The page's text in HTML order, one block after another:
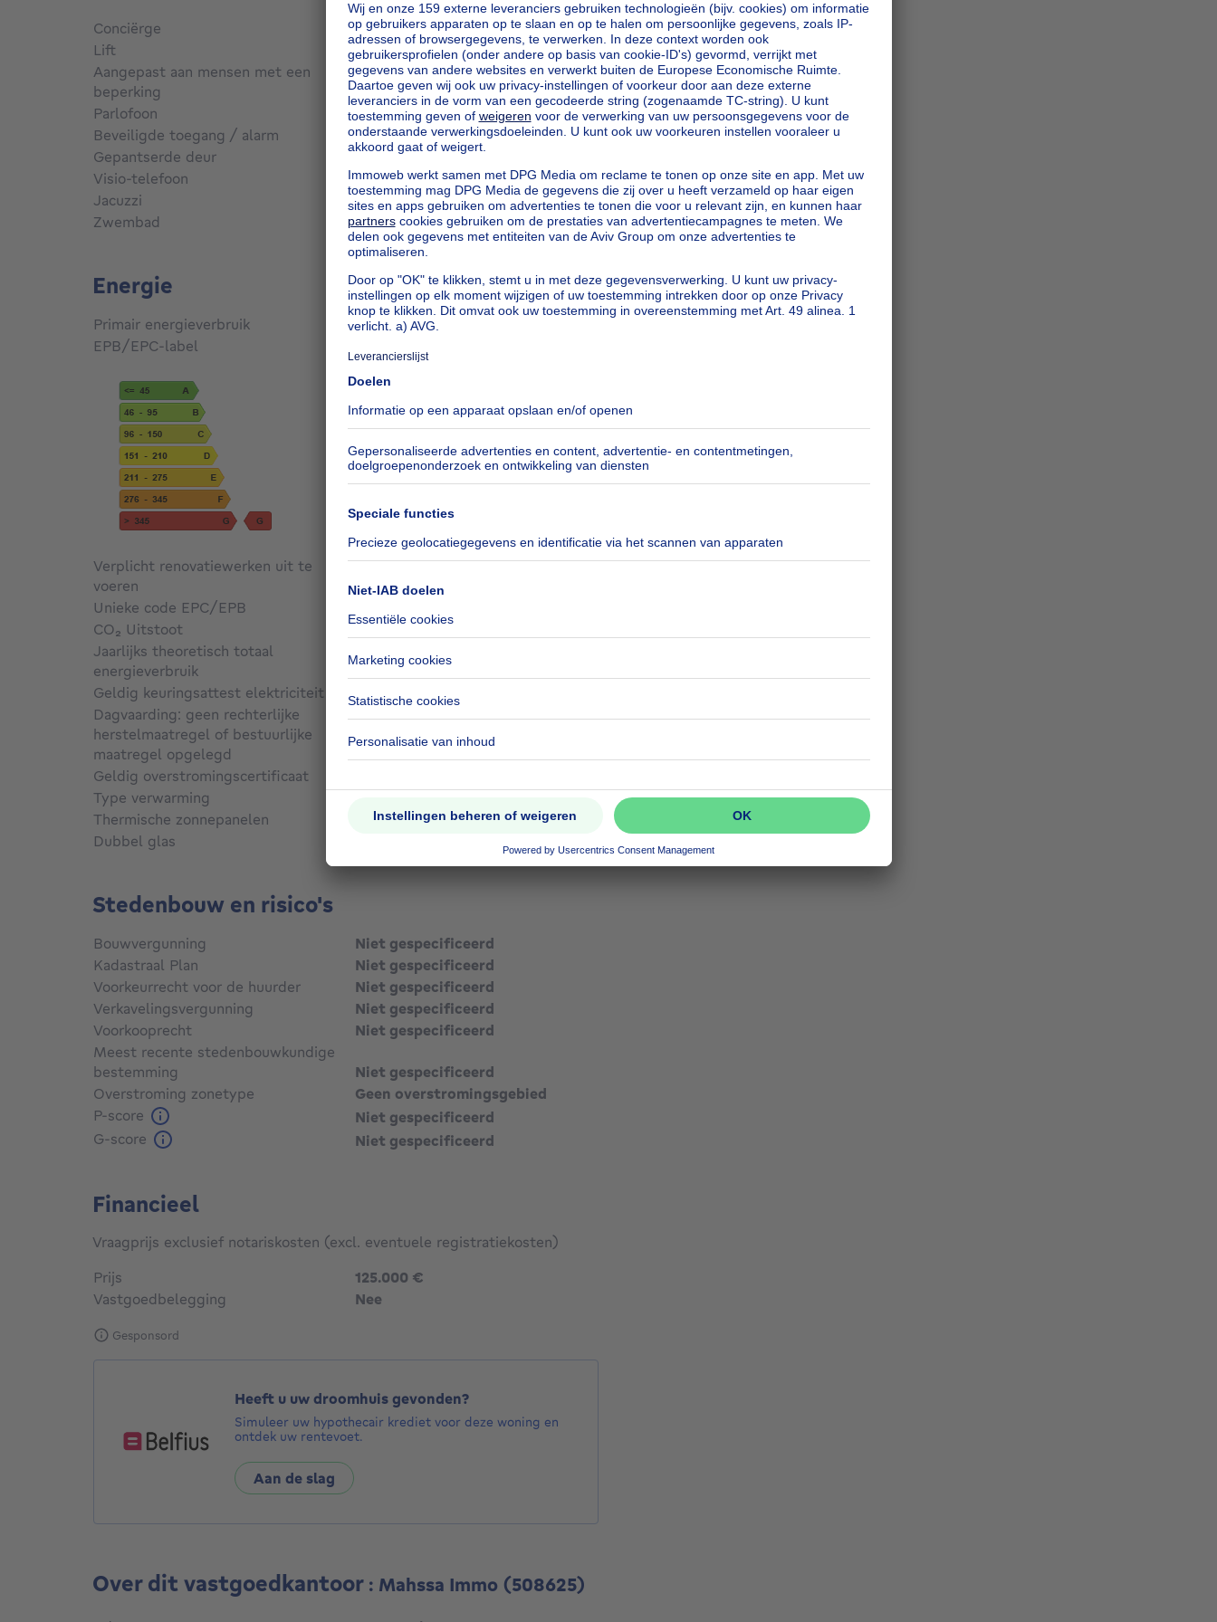
Conciërge
Nee
Lift
Nee
Aangepast aan mensen met een
beperking
Nee
Parlofoon
Ja
Beveiligde toegang / alarm
Nee
Gepantserde deur
Nee
Visio-telefoon
Ja
Jacuzzi
Nee
Zwembad
Nee
Energie
Primair energieverbruik 1950 kWh/m²
kilowattuur per vierkante meters
EPB/EPC-label
Verplicht renovatiewerken uit te
voeren
Niet gespecificeerd
Unieke code EPC/EPB
CO₂ Uitstoot
393 kg CO₂/m²
Jaarlijks theoretisch totaal
energieverbruik
108595 kWh/jaar
Geldig keuringsattest elektriciteit
Ja
Dagvaarding: geen rechterlijke
herstelmaatregel of bestuurlijke
maatregel opgelegd
Geldig overstromingscertificaat
Type verwarming
Thermische zonnepanelen
Nee
Dubbel glas
Stedenbouw en risico's
Bouwvergunning
Niet gespecificeerd
Kadastraal Plan
Niet gespecificeerd
Voorkeurrecht voor de huurder
Niet gespecificeerd
Verkavelingsvergunning
Niet gespecificeerd
Voorkooprecht
Niet gespecificeerd
Meest recente stedenbouwkundige
bestemming
Niet gespecificeerd
Overstroming zonetype
Geen overstromingsgebied
P-score
Niet gespecificeerd
G-score
Niet gespecificeerd
Financieel
Vraagprijs exclusief notariskosten (excl. eventuele registratiekosten)
Prijs
125.000 €
Vastgoedbelegging
Nee
Gesponsord
Heeft u uw droomhuis gevonden?
Simuleer uw hypothecair krediet voor deze woning en
ontdek uw rentevoet.
Aan de slag
Over dit vastgoedkantoor : Mahssa Immo (508625)